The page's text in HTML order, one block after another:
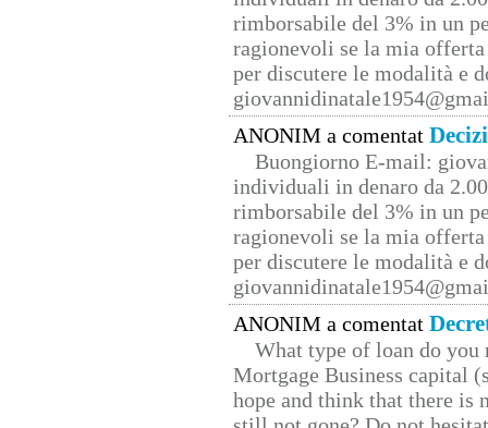
rimborsabile del 3% in un
ragionevoli se la mia
per discutere le modalità e
ANONIM a comentat
Buongiorno E-mail:
individuali in denaro da
rimborsabile del 3% in un
ragionevoli se la mia
per discutere le modalità e
ANONIM a comentat
What type of loan do you
Mortgage Business capital
hope and think that there is